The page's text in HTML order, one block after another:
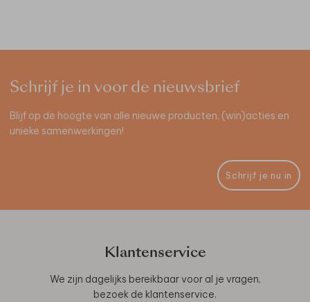
Schrijf je in voor de nieuwsbrief
Blijf op de hoogte van alle nieuwe producten, (win)acties en
unieke samenwerkingen!
Schrijf je nu in
Klantenservice
We zijn dagelijks bereikbaar voor al je vragen,
bezoek de klantenservice.